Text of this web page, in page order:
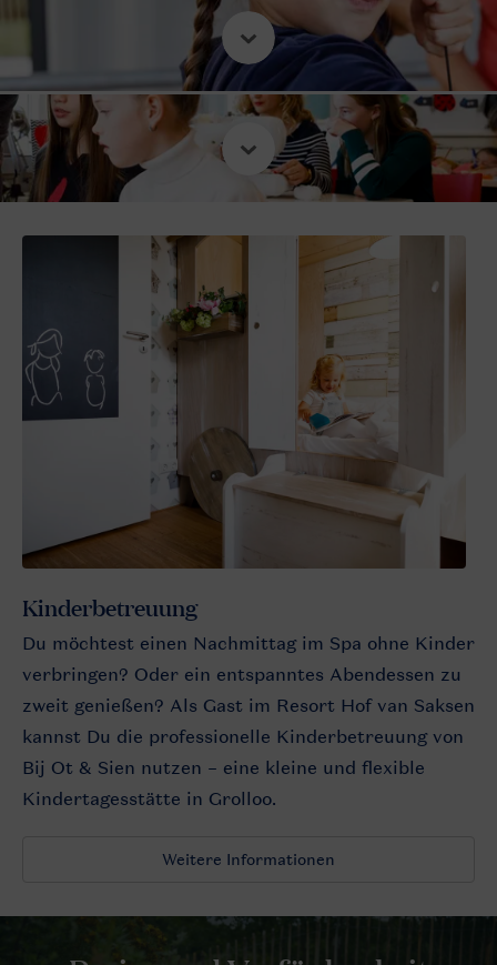
Kinderbetreuung
Du möchtest einen Nachmittag im Spa ohne Kinder
verbringen? Oder ein entspanntes Abendessen zu
zweit genießen? Als Gast im Resort Hof van Saksen
kannst Du die professionelle Kinderbetreuung von
Bij Ot & Sien nutzen – eine kleine und flexible
Kindertagesstätte in Grolloo.
Weitere Informationen